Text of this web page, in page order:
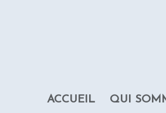
ACCUEIL QUI